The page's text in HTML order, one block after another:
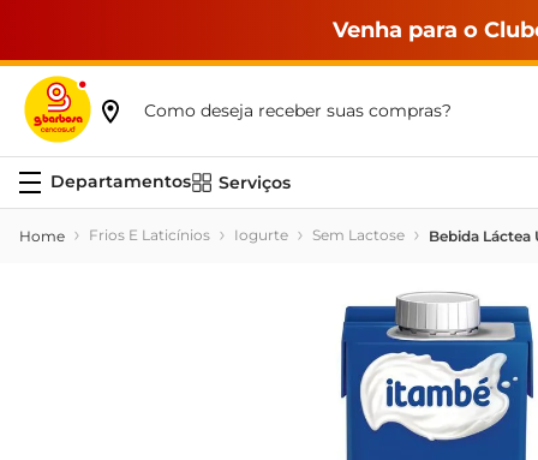
Venha para o
Como deseja receber suas compras?
Serviços
Frios E Laticínios Iogurte Sem Lactose Bebida Láctea